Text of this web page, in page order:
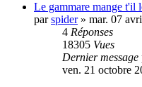
Le gammare mange t'il
parspider» mar. 07
4 Réponses
18305 Vues
Dernier message
ven. 21 octobre